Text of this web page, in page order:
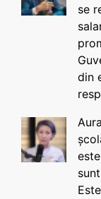
se
din